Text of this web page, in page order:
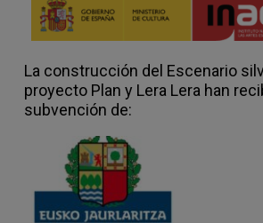
La construcción del Escenario
proyecto Plan y Lera Lera han
subvención de: